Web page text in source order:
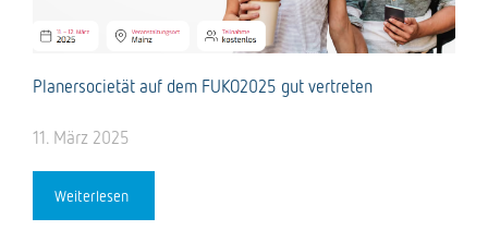
Planersocietät auf dem FUKO2025 gut vertreten
11. März 2025
Weiterlesen